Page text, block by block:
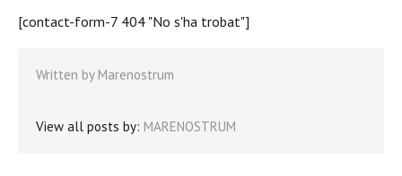
[contact-form-7 404 "No s'ha trobat"]
Written by Marenostrum
View all posts by: MARENOSTRUM